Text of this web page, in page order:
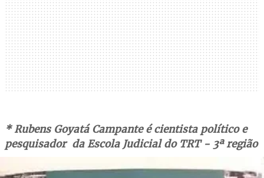
* Rubens Goyatá Campante é cientista político e
pesquisador da Escola Judicial do TRT - 3ª região